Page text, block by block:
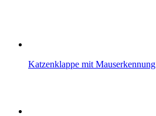
Katzenklappe mit Mauserkennung